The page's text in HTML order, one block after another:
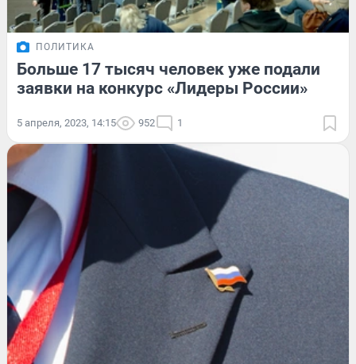
ПОЛИТИКА
Больше 17 тысяч человек уже подали
заявки на конкурс «Лидеры России»
5 апреля, 2023, 14:15 952 1